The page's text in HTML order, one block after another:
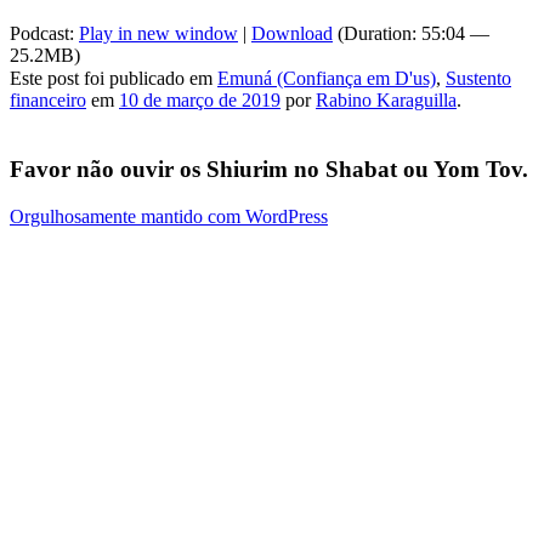
Podcast: Play in new window | Download (Duration: 55:04 —
25.2MB)
Este post foi publicado em Emuná (Confiança em D'us), Sustento
financeiro em 10 de março de 2019 porRabino Karaguilla.
Favor não ouvir os Shiurim no Shabat ou Yom Tov.
Orgulhosamente mantido com WordPress